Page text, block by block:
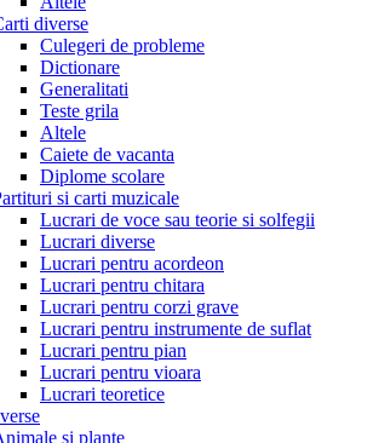
diverse
Culegeri de probleme
Dictionare
Generalitati
Teste grila
Altele
Caiete de vacanta
Diplome scolare
si carti muzicale
Lucrari de voce sau teorie si solfegii
Lucrari diverse
Lucrari pentru acordeon
Lucrari pentru chitara
Lucrari pentru corzi grave
Lucrari pentru instrumente de suflat
Lucrari pentru pian
Lucrari pentru vioara
Lucrari teoretice
si plante